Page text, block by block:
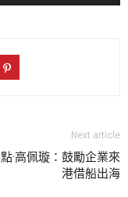
Next article
·高佩璇：鼓勵企業來
港借船出海